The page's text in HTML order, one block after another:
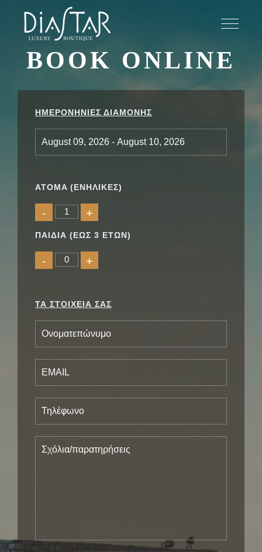
BOOK ONLINE
ΗΜΕΡΟΝΗΝΙΕΣ ΔΙΑΜΟΝΗΣ
ATOMA (ΕΝΗΛΙΚΕΣ)
- +
ΠΑΙΔΙΑ (ΕΩΣ 3 ΕΤΩΝ)
- +
ΤΑ ΣΤΟΙΧΕΙΑ ΣΑΣ